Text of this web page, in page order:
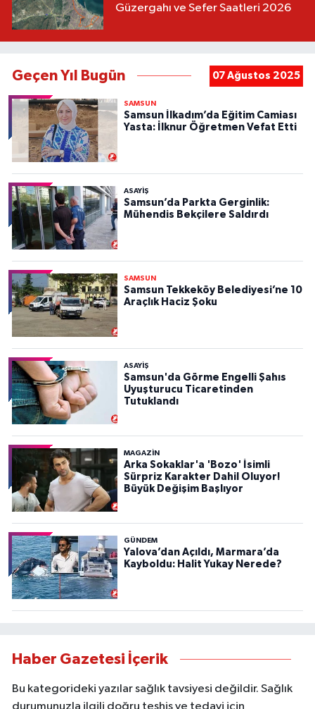
Güzergahı ve Sefer Saatleri 2026
Geçen Yıl Bugün 07 Ağustos 2025
SAMSUN
Samsun İlkadım’da Eğitim Camiası
Yasta: İlknur Öğretmen Vefat Etti
ASAYIŞ
Samsun’da Parkta Gerginlik:
Mühendis Bekçilere Saldırdı
SAMSUN
Samsun Tekkeköy Belediyesi’ne 10
Araçlık Haciz Şoku
ASAYIŞ
Samsun'da Görme Engelli Şahıs
Uyuşturucu Ticaretinden
Tutuklandı
MAGAZİN
Arka Sokaklar'a 'Bozo' İsimli
Sürpriz Karakter Dahil Oluyor!
Büyük Değişim Başlıyor
GÜNDEM
Yalova’dan Açıldı, Marmara’da
Kayboldu: Halit Yukay Nerede?
Haber Gazetesi İçerik
Bu kategorideki yazılar sağlık tavsiyesi değildir. Sağlık